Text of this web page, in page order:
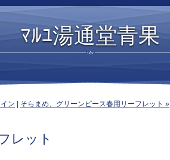
ﾏﾙﾕ湯通堂青果
ン そらまめ、グリーンピース春用リーフレット »
レット